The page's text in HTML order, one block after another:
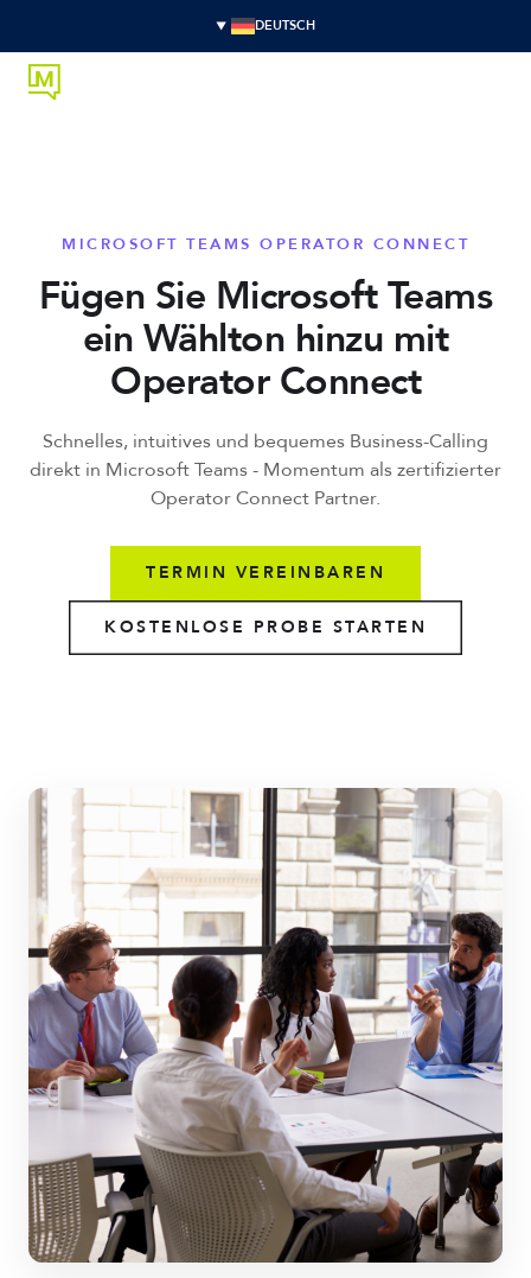
DEUTSCH
MICROSOFT TEAMS OPERATOR CONNECT
Fügen Sie Microsoft Teams
ein Wählton hinzu mit
Operator Connect
Schnelles, intuitives und bequemes Business-Calling
direkt in Microsoft Teams - Momentum als zertifizierter
Operator Connect Partner.
TERMIN VEREINBAREN
KOSTENLOSE PROBE STARTEN